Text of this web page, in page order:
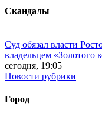
Скандалы
Суд обязал власти
владельцем «Золотого
сегодня, 19:05
Новости рубрики
Город